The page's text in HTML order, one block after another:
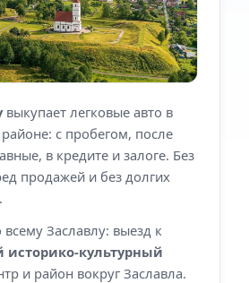
выкупает легковые авто в
с пробегом, после
в кредите и залоге. Без
продажей и без долгих
Заславлу: выезд к
историко-культурный
и район вокруг Заславла.